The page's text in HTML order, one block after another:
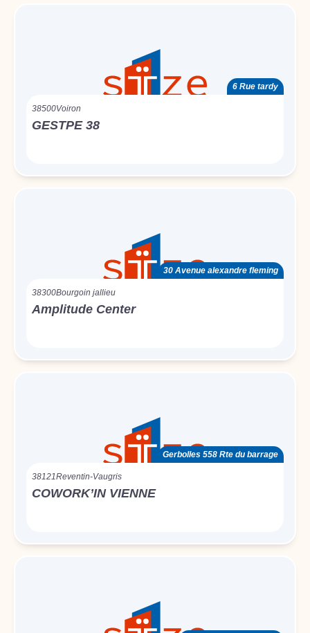
6 Rue tardy
38500Voiron
GESTPE 38
30 Avenue alexandre fleming
38300Bourgoin jallieu
Amplitude Center
Gerbolles 558 Rte du barrage
38121Reventin-Vaugris
COWORK’IN VIENNE